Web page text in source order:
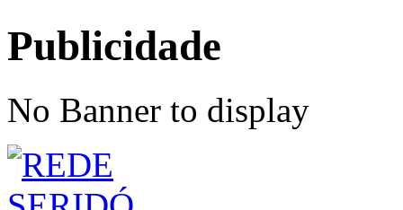
Publicidade
No Banner to display